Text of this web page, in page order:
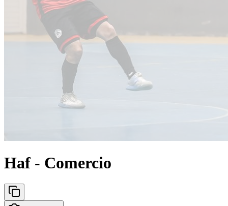
Haf - Comercio